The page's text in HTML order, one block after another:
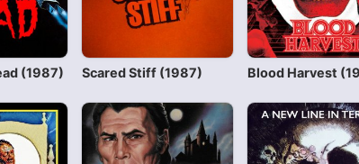
(1987) Scared Stiff (1987) Blood Harvest